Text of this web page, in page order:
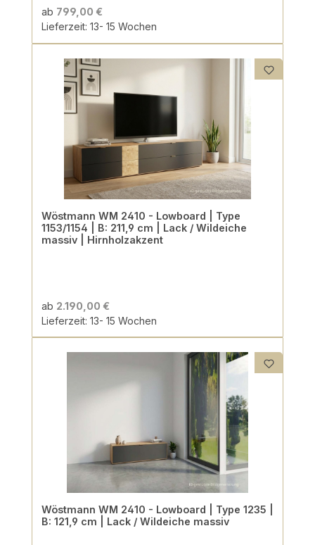
ab 799,00 €
Lieferzeit: 13- 15 Wochen
Wöstmann WM 2410 - Lowboard | Type
1153/1154 | B: 211,9 cm | Lack / Wildeiche
massiv | Hirnholzakzent
ab 2.190,00 €
Lieferzeit: 13- 15 Wochen
Wöstmann WM 2410 - Lowboard | Type 1235 |
B: 121,9 cm | Lack / Wildeiche massiv